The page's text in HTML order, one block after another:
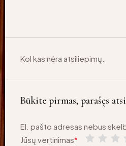
Kol kas nėra atsiliepimų.
Būkite pirmas, parašęs
El. pašto adresas nebus
Jūsų vertinimas*